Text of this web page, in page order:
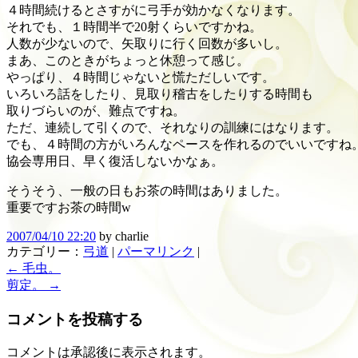
４時間続けるとさすがに弓手が効かなくなります。
それでも、１時間半で20射くらいですかね。
人数が少ないので、矢取りに行く回数が多いし。
まあ、このときがちょっと休憩って感じ。
やっぱり、４時間じゃないと慌ただしいです。
いろいろ話をしたり、見取り稽古をしたりする時間も
取りづらいのが、難点ですね。
ただ、連続して引くので、それなりの訓練にはなります。
でも、４時間の方がいろんなペースを作れるのでいいですね
協会専用日、早く復活しないかなぁ。
そうそう、一般の日もお茶の時間はありました。
重要ですお茶の時間w
2007/04/10 22:20 by charlie
カテゴリー： 弓道 | パーマリンク |
← 毛虫。
剪定。
→
コメントを投稿する
コメントは承認後に表示されます。